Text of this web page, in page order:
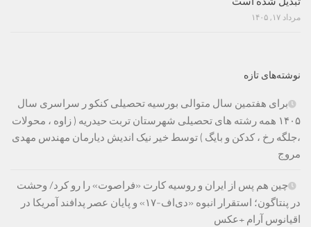
مرداد ۱۷, ۱۴۰۵
نوشته‌های تازه
برای هفتمین سال متوالی بورسیه تحصیلی کنکو ر سراسری سال
۱۴۰۵ همه رشته های تحصیلی شهرستان تربت حیدریه ( زاوه ، محولات
،جلگه رخ ، کدکن و بایگ ) توسط خیر نیک اندیش دیارمان مهندس مهدی
مروج
چین هم پس از ایران و روسیه کارت «فراصوت» را رو کرد/ وحشت
در پنتاگون؛ استقرار انبوه «دی‌اف‑۱۷» و پایان عصر پدافند آمریکا در
اقیانوس آرام +عکس